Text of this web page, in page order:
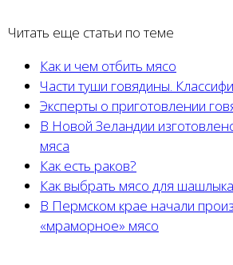
Читать еще статьи по теме
Как и чем отбить мясо
Части туши говядины.
Эксперты о приготовлении
В Новой Зеландии
мяса
Как есть раков?
Как выбрать мясо для
В Пермском крае начали
«мраморное» мясо